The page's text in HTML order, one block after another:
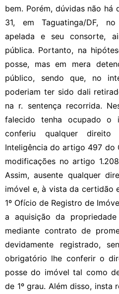
bem. Porém, dúvidas não há
31, em Taguatinga/DF,
apelada e seu consorte,
pública. Portanto, na
posse, mas em mera
público, sendo que, no
poderiam ter sido dali
na r. sentença recorrida.
falecido tenha ocupado
conferiu qualquer
Inteligência do artigo 497 do
modificações no artigo
Assim, ausente qualquer
imóvel e, à vista da certidão
1º Ofício de Registro de
a aquisição da
mediante contrato de
devidamente registrado,
obrigatório lhe conferir o
posse do imóvel tal como
de 1º grau. Além disso, insta